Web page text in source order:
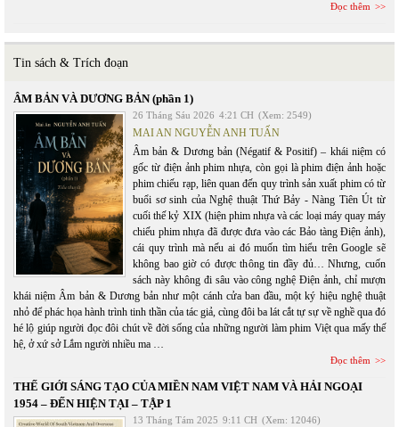
Đọc thêm
Tin sách & Trích đoạn
ÂM BẢN VÀ DƯƠNG BẢN (phần 1)
26 Tháng Sáu 2026 4:21 CH (Xem: 2549)
MAI AN NGUYỄN ANH TUẤN
Âm bản & Dương bản (Négatif & Positif) – khái niệm có
gốc từ điện ảnh phim nhựa, còn gọi là phim điện ảnh hoặc
phim chiếu rạp, liên quan đến quy trình sản xuất phim có từ
buổi sơ sinh của Nghệ thuật Thứ Bảy - Nàng Tiên Út từ
cuối thế kỷ XIX (hiện phim nhựa và các loại máy quay máy
chiếu phim nhựa đã được đưa vào các Bảo tàng Điện ảnh),
cái quy trình mà nếu ai đó muốn tìm hiểu trên Google sẽ
không bao giờ có được thông tin đầy đủ… Nhưng, cuốn
sách này không đi sâu vào công nghệ Điện ảnh, chỉ mượn
khái niệm Âm bản & Dương bản như một cánh cửa ban đầu, một ký hiệu nghệ thuật
nhỏ để phác họa hành trình tinh thần của tác giả, cùng đôi ba lát cắt tự sự về nghề qua đó
hé lộ giúp người đọc đôi chút về đời sống của những người làm phim Việt qua mấy thế
hệ, ở xứ sở Lắm người nhiều ma …
Đọc thêm
THẾ GIỚI SÁNG TẠO CỦA MIỀN NAM VIỆT NAM VÀ HẢI NGOẠI
1954 – ĐẾN HIỆN TẠI – TẬP 1
13 Tháng Tám 2025 9:11 CH (Xem: 12046)